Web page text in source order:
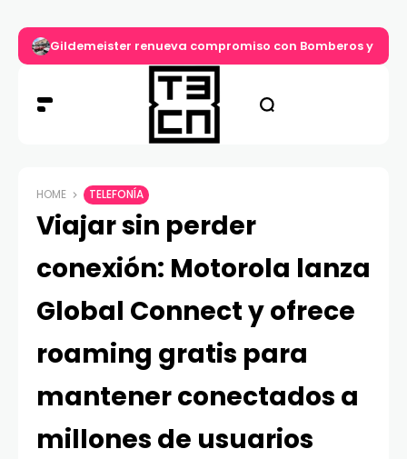
Gildemeister renueva compromiso con Bomberos y
HOME TELEFONÍA
Viajar sin perder
conexión: Motorola lanza
Global Connect y ofrece
roaming gratis para
mantener conectados a
millones de usuarios